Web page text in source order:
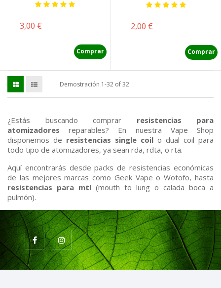
Precio
3,00 €
Comprar
Precio
2,00 €
Comprar
Demostración 1-32 of 32
¿Estás buscando comprar resistencias para
atomizadores reparables? En nuestra Vape Shop
disponemos de resistencias single coil o dual coil para
todo tipo de atomizadores, ya sean rda, rdta, o rta.
Aquí encontrarás desde packs de resistencias económicas
de las mejores marcas como Geek Vape o Wotofo, hasta
resistencias para mtl (mouth to lung o calada boca a
pulmón).